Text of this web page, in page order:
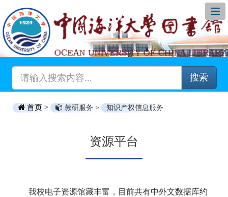
搜索
首页 > 教研服务 > 知识产权信息服务
资源平台
我校电子资源馆藏丰富，目前共有中外文数据库约